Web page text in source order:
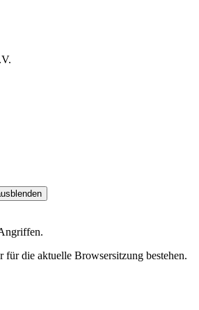
für die aktuelle Browsersitzung bestehen.